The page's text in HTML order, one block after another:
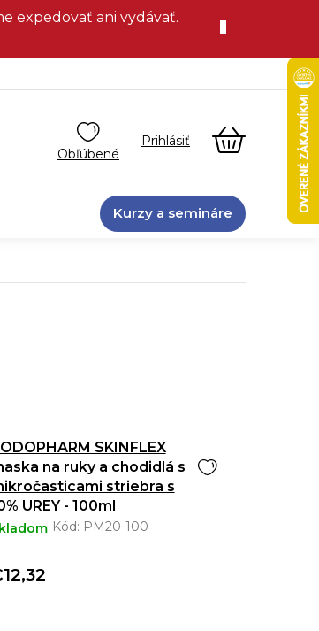
expedovať ani vydávať.
NÁKUPNÝ
KOŠÍK
Kurzy a semináre
SKINFLEX
na ruky a chodidlá s
striebra s
UREY - 100ml
Kód: PM20-100